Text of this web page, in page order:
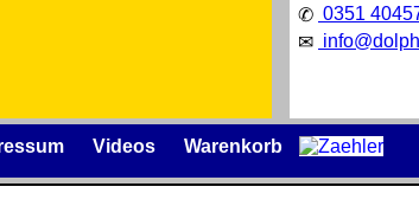
Videos Warenkorb
✆ 0351
✉